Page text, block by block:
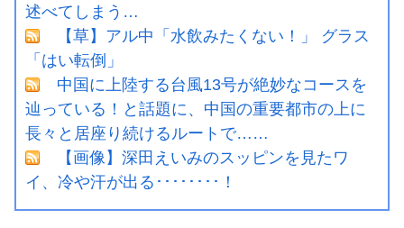
述べてしまう…
【草】アル中「水飲みたくない！」 グラス
「はい転倒」
中国に上陸する台風13号が絶妙なコースを
辿っている！と話題に、中国の重要都市の上に
長々と居座り続けるルートで……
【画像】深田えいみのスッピンを見たワ
イ、冷や汗が出る････････！